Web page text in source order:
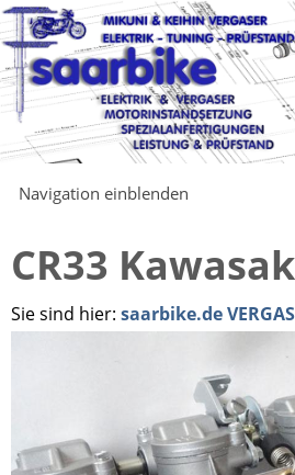
Navigation einblenden
CR33
Sie sind hier: saarbike.de